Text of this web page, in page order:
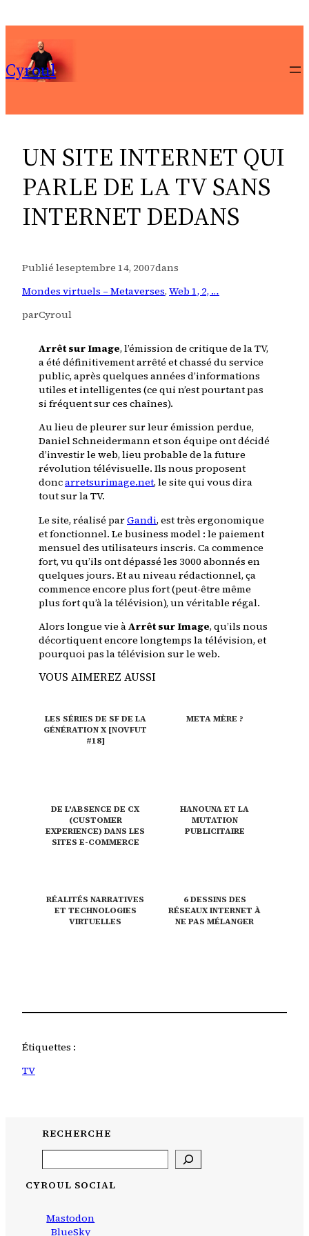
au
contenu
Cyroul
UN SITE INTERNET QUI
PARLE DE LA TV SANS
INTERNET DEDANS
Publié leseptembre 14, 2007dans
Mondes virtuels – Metaverses, Web 1, 2, …
parCyroul
Arrêt sur Image, l’émission de critique de la TV,
a été définitivement arrêté et chassé du service
public, après quelques années d’informations
utiles et intelligentes (ce qui n’est pourtant pas
si fréquent sur ces chaînes).
Au lieu de pleurersur leur émission perdue,
Daniel Schneidermannet son équipe ont décidé
d’investir le web, lieu probable de la future
révolution télévisuelle. Ils nous proposent
doncarretsurimage.net, le site qui vous dira
tout sur la TV.
Le site, réalisé parGandi, est très ergonomique
et fonctionnel. Le business model : le paiement
mensuel des utilisateurs inscris. Ca commence
fort, vu qu’ils ont dépassé les 3000 abonnés en
quelques jours. Et au niveau rédactionnel, ça
commence encore plus fort (peut-être même
plus fort qu’à la télévision), un véritable régal.
Alors longue vie àArrêt sur Image, qu’ils nous
décortiquent encore longtemps la télévision, et
pourquoi pas la télévision sur le web.
VOUS AIMEREZ AUSSI
LES SÉRIES DE SF DE LA
GÉNÉRATION X [NOVFUT
#18]
META MÈRE ?
DE L'ABSENCE DE CX
(CUSTOMER
EXPERIENCE) DANS LES
SITES E-COMMERCE
HANOUNA ET LA
MUTATION
PUBLICITAIRE
RÉALITÉS NARRATIVES
ET TECHNOLOGIES
VIRTUELLES
6 DESSINS DES
RÉSEAUX INTERNET À
NE PAS MÉLANGER
Étiquettes :
TV
RECHERCHE
CYROUL SOCIAL
Mastodon
BlueSky